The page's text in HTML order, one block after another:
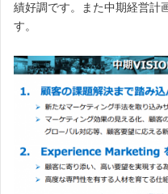
績好調です。また中期経営計
す。